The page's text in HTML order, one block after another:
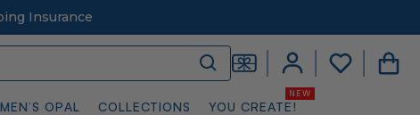
Insurance
MEN’S OPAL COLLECTIONS YOU CREATE!